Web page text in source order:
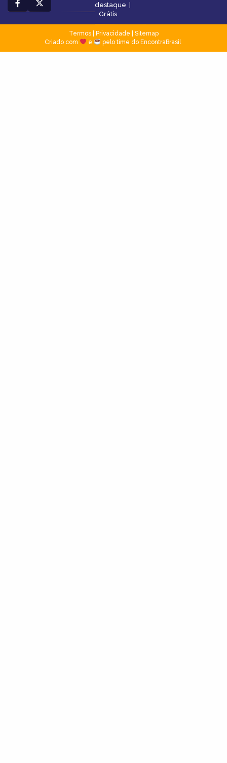
destaque
Grátis
Termos| Privacidade
Sitemap
Criado com
e pelo time do EncontraBrasil